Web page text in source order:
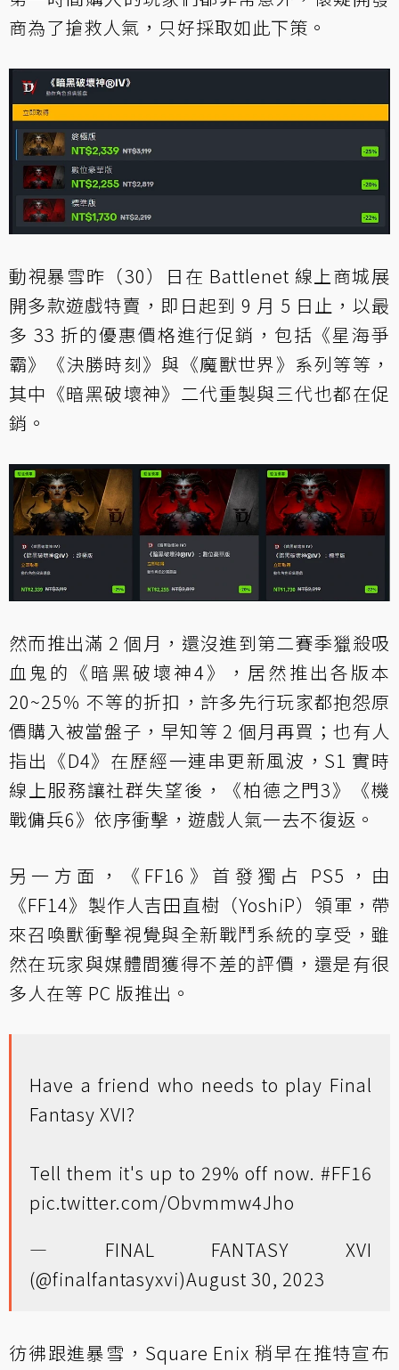
商為了搶救人氣，只好採取如此下策。
動視暴雪昨（30）日在 Battlenet 線上商城展
開多款遊戲特賣，即日起到 9 月 5 日止，以最
多 33 折的優惠價格進行促銷，包括《星海爭
霸》《決勝時刻》與《魔獸世界》系列等等，
其中《暗黑破壞神》二代重製與三代也都在促
銷。
然而推出滿 2 個月，還沒進到第二賽季獵殺吸
血鬼的《暗黑破壞神4》，居然推出各版本
20~25％ 不等的折扣，許多先行玩家都抱怨原
價購入被當盤子，早知等 2 個月再買；也有人
指出《D4》在歷經一連串更新風波，S1 實時
線上服務讓社群失望後，《柏德之門3》《機
戰傭兵6》依序衝擊，遊戲人氣一去不復返。
另一方面，《FF16》首發獨占 PS5，由
《FF14》製作人吉田直樹（YoshiP）領軍，帶
來召喚獸衝擊視覺與全新戰鬥系統的享受，雖
然在玩家與媒體間獲得不差的評價，還是有很
多人在等 PC 版推出。
Have a friend who needs to play Final
Fantasy XVI?
Tell them it's up to 29% off now. #FF16
pic.twitter.com/Obvmmw4Jho
— FINAL FANTASY XVI
(@finalfantasyxvi)August 30, 2023
彷彿跟進暴雪，Square Enix 稍早在推特宣布